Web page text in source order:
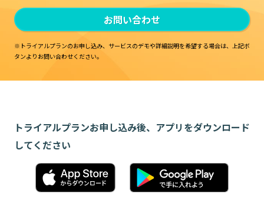
お問い合わせ
※トライアルプランのお申し込み、サービスのデモや詳細説明を希望する場合は、 上記ボ
タンよりお問い合わせください。
トライアルプランお申し込み後、アプリをダウンロード
してください